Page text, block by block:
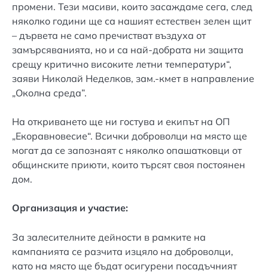
промени. Тези масиви, които засаждаме сега, след
няколко години ще са нашият естествен зелен щит
– дървета не само пречистват въздуха от
замърсяванията, но и са най-добрата ни защита
срещу критично високите летни температури“,
заяви Николай Неделков, зам.-кмет в направление
„Околна среда”.
На откриването ще ни гостува и екипът на ОП
„Екоравновесие“. Всички доброволци на място ще
могат да се запознаят с няколко опашатковци от
общинските приюти, които търсят своя постоянен
дом.
Организация и участие:
За залесителните дейности в рамките на
кампанията се разчита изцяло на доброволци,
като на място ще бъдат осигурени посадъчният